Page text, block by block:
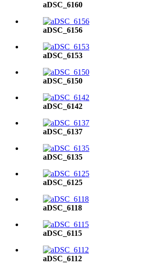
aDSC_6160
aDSC_6156
aDSC_6153
aDSC_6150
aDSC_6142
aDSC_6137
aDSC_6135
aDSC_6125
aDSC_6118
aDSC_6115
aDSC_6112